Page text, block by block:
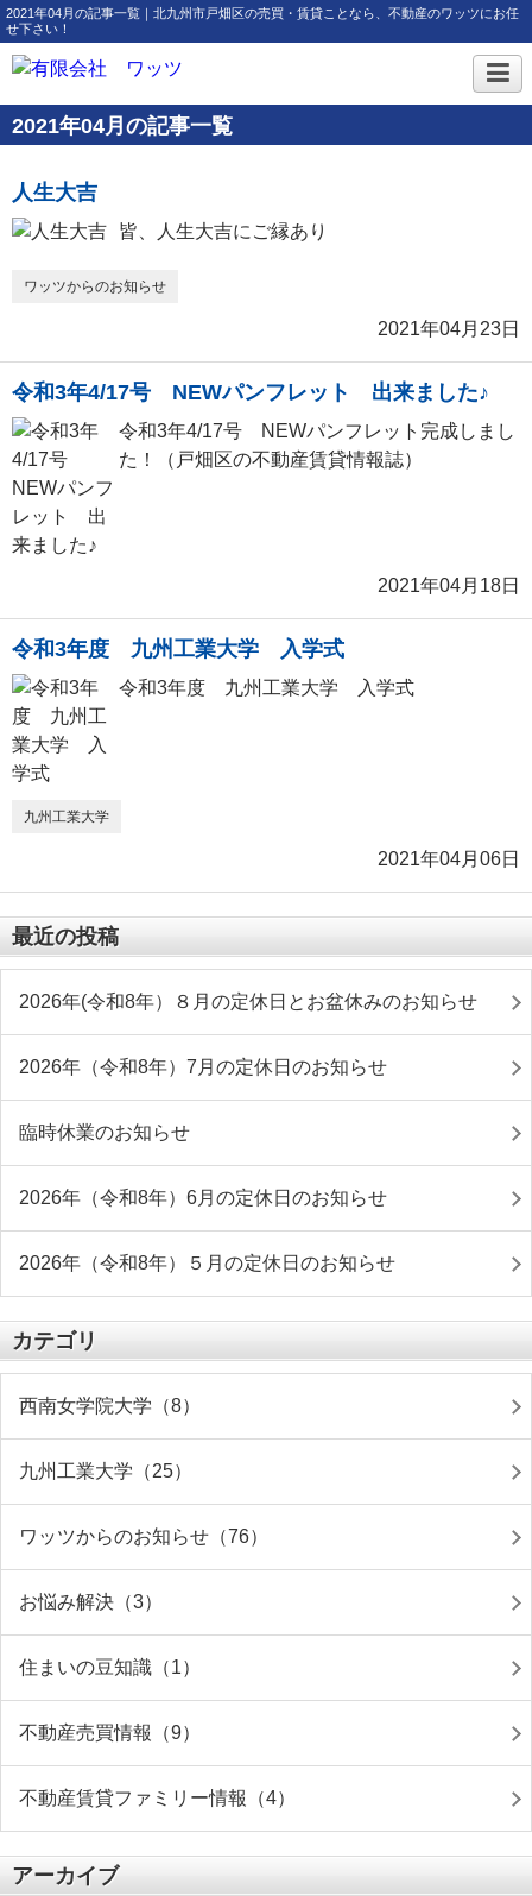
2021年04月の記事一覧｜北九州市戸畑区の売買・賃貸ことなら、不動産のワッツにお任
せ下さい！
2021年04月の記事一覧
人生大吉
皆、人生大吉にご縁あり
ワッツからのお知らせ
2021年04月23日
令和3年4/17号 NEWパンフレット 出来ました♪
令和3年4/17号 NEWパンフレット完成しまし
た！（戸畑区の不動産賃貸情報誌）
2021年04月18日
令和3年度 九州工業大学 入学式
令和3年度 九州工業大学 入学式
九州工業大学
2021年04月06日
最近の投稿
2026年(令和8年）８月の定休日とお盆休みのお知らせ
2026年（令和8年）7月の定休日のお知らせ
臨時休業のお知らせ
2026年（令和8年）6月の定休日のお知らせ
2026年（令和8年）５月の定休日のお知らせ
カテゴリ
西南女学院大学（8）
九州工業大学（25）
ワッツからのお知らせ（76）
お悩み解決（3）
住まいの豆知識（1）
不動産売買情報（9）
不動産賃貸ファミリー情報（4）
アーカイブ